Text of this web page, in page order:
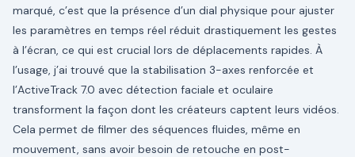
marqué, c’est que la présence d’un dial physique pour ajuster
les paramètres en temps réel réduit drastiquement les gestes
à l’écran, ce qui est crucial lors de déplacements rapides. À
l’usage, j’ai trouvé que la stabilisation 3-axes renforcée et
l’ActiveTrack 7.0 avec détection faciale et oculaire
transforment la façon dont les créateurs captent leurs vidéos.
Cela permet de filmer des séquences fluides, même en
mouvement, sans avoir besoin de retouche en post-